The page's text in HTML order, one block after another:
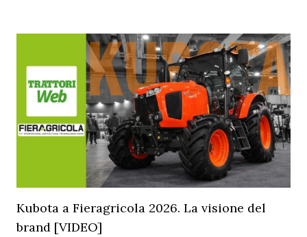
Kubota a Fieragricola 2026. La visione del
brand [VIDEO]